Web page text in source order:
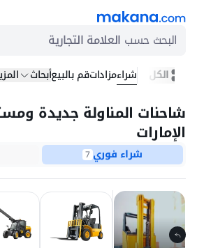
البحث حسب العلامة التجارية
الكل شراءمزاداتقم بالبيعأبحاث
شاحنات المناولة جديدة
الإمارات
شراء فوري 7